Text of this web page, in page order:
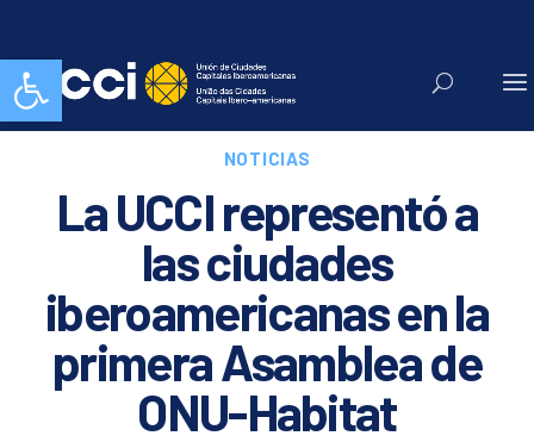
Abrir barra de herramientas
NOTICIAS
La UCCI representó a
las ciudades
iberoamericanas en la
primera Asamblea de
ONU-Habitat